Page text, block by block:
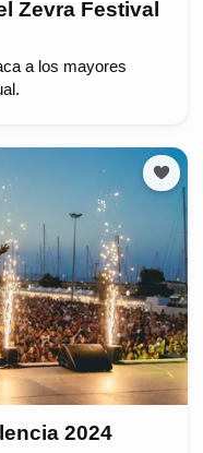
Zevra Festival
a los mayores
2024